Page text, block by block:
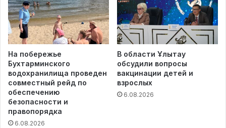
На побережье
Бухтарминского
водохранилища проведен
совместный рейд по
обеспечению
безопасности и
правопорядка
6.08.2026
В области Ұлытау
обсудили вопросы
вакцинации детей и
взрослых
6.08.2026